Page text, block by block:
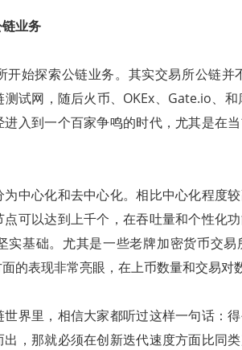
业务
开始探索公链业务。其实交易所公链并
试网，随后火币、OKEx、Gate.io、
入到一个百家争鸣的时代，尤其是在
中心化和去中心化。相比中心化程度
可以达到上千个，在吞吐量和个性化
实基础。尤其是一些老牌加密货币交
的表现非常亮眼，在上币数量和交易对
界里，相信大家都听过这样一句话：
，那就必须在创新迭代速度方面比同